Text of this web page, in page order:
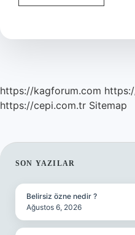
Sektör
Vermek
https://kagforum.com
https://cepi.com.tr Sitemap
SIDEBAR
SON YAZILAR
Belirsiz özne nedir ?
Ağustos 6, 2026